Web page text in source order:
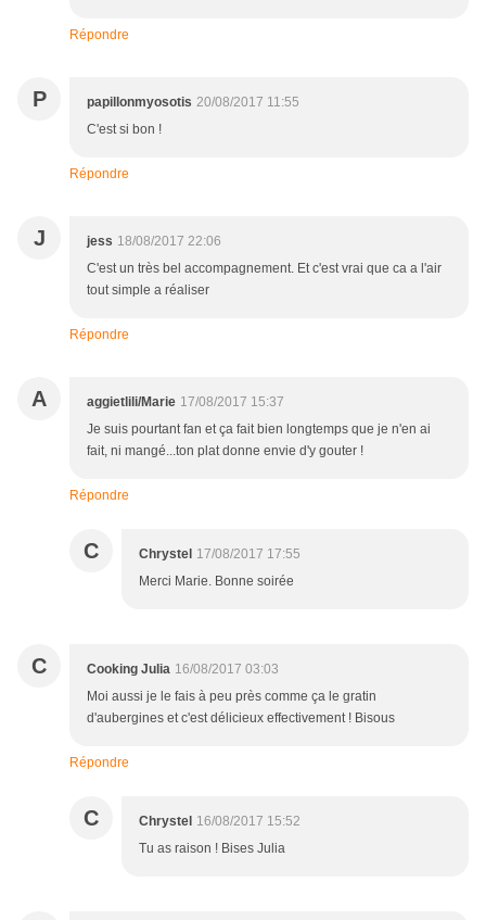
Répondre
P papillonmyosotis 20/08/2017 11:55
C'est si bon !
Répondre
J jess 18/08/2017 22:06
C'est un très bel accompagnement. Et c'est vrai que ca a l'air
tout simple a réaliser
Répondre
A aggietlili/Marie 17/08/2017 15:37
Je suis pourtant fan et ça fait bien longtemps que je n'en ai
fait, ni mangé...ton plat donne envie d'y gouter !
Répondre
C Chrystel 17/08/2017 17:55
Merci Marie. Bonne soirée
C Cooking Julia 16/08/2017 03:03
Moi aussi je le fais à peu près comme ça le gratin
d'aubergines et c'est délicieux effectivement ! Bisous
Répondre
C Chrystel 16/08/2017 15:52
Tu as raison ! Bises Julia